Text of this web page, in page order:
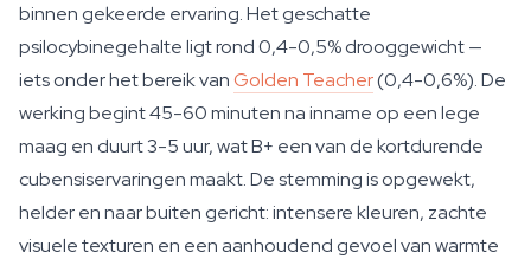
binnen gekeerde ervaring. Het geschatte
psilocybinegehalte ligt rond 0,4-0,5% drooggewicht —
iets onder het bereik vanGolden Teacher(0,4-0,6%). De
werking begint 45-60 minuten na inname op een lege
maag en duurt 3-5 uur, wat B+ een van de kortdurende
cubensiservaringen maakt. De stemming is opgewekt,
helder en naar buiten gericht: intensere kleuren, zachte
visuele texturen en een aanhoudend gevoel van warmte